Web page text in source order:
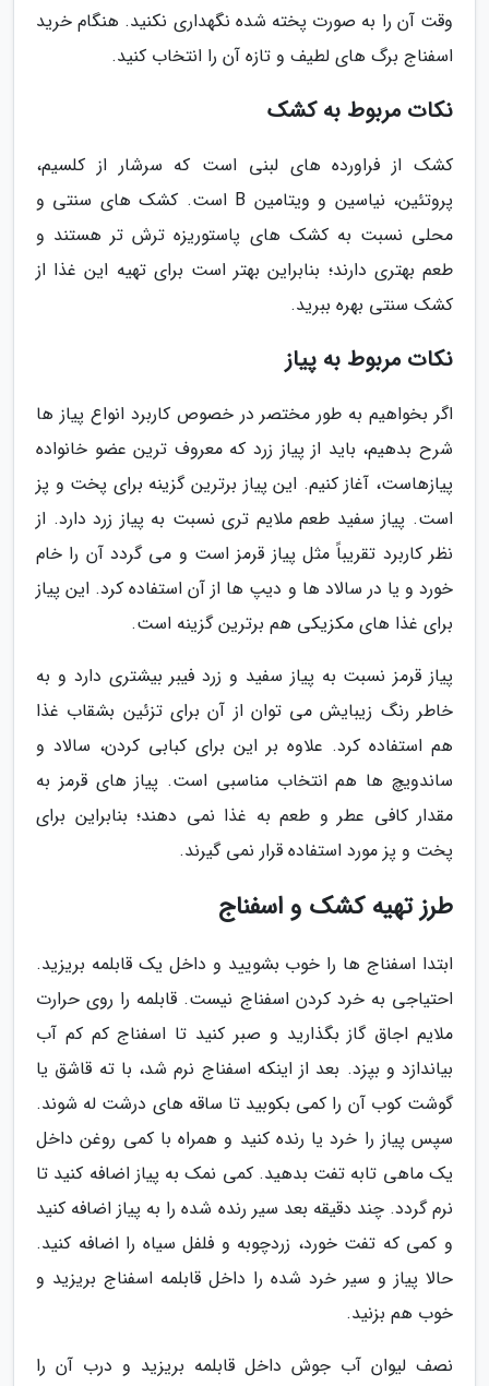
وقت آن را به صورت پخته شده نگهداری نکنید. هنگام خرید
اسفناج برگ های لطیف و تازه آن را انتخاب کنید.
نکات مربوط به کشک
کشک از فراورده های لبنی است که سرشار از کلسیم،
پروتئین، نیاسین و ویتامین B است. کشک های سنتی و
محلی نسبت به کشک های پاستوریزه ترش تر هستند و
طعم بهتری دارند؛ بنابراین بهتر است برای تهیه این غذا از
کشک سنتی بهره ببرید.
نکات مربوط به پیاز
اگر بخواهیم به طور مختصر در خصوص کاربرد انواع پیاز ها
شرح بدهیم، باید از پیاز زرد که معروف ترین عضو خانواده
پیازهاست، آغاز کنیم. این پیاز برترین گزینه برای پخت و پز
است. پیاز سفید طعم ملایم تری نسبت به پیاز زرد دارد. از
نظر کاربرد تقریباً مثل پیاز قرمز است و می گردد آن را خام
خورد و یا در سالاد ها و دیپ ها از آن استفاده کرد. این پیاز
برای غذا های مکزیکی هم برترین گزینه است.
پیاز قرمز نسبت به پیاز سفید و زرد فیبر بیشتری دارد و به
خاطر رنگ زیبایش می توان از آن برای تزئین بشقاب غذا
هم استفاده کرد. علاوه بر این برای کبابی کردن، سالاد و
ساندویچ ها هم انتخاب مناسبی است. پیاز های قرمز به
مقدار کافی عطر و طعم به غذا نمی دهند؛ بنابراین برای
پخت و پز مورد استفاده قرار نمی گیرند.
طرز تهیه کشک و اسفناج
ابتدا اسفناج ها را خوب بشویید و داخل یک قابلمه بریزید.
احتیاجی به خرد کردن اسفناج نیست. قابلمه را روی حرارت
ملایم اجاق گاز بگذارید و صبر کنید تا اسفناج کم کم آب
بیاندازد و بپزد. بعد از اینکه اسفناج نرم شد، با ته قاشق یا
گوشت کوب آن را کمی بکوبید تا ساقه های درشت له شوند.
سپس پیاز را خرد یا رنده کنید و همراه با کمی روغن داخل
یک ماهی تابه تفت بدهید. کمی نمک به پیاز اضافه کنید تا
نرم گردد. چند دقیقه بعد سیر رنده شده را به پیاز اضافه کنید
و کمی که تفت خورد، زردچوبه و فلفل سیاه را اضافه کنید.
حالا پیاز و سیر خرد شده را داخل قابلمه اسفناج بریزید و
خوب هم بزنید.
نصف لیوان آب جوش داخل قابلمه بریزید و درب آن را